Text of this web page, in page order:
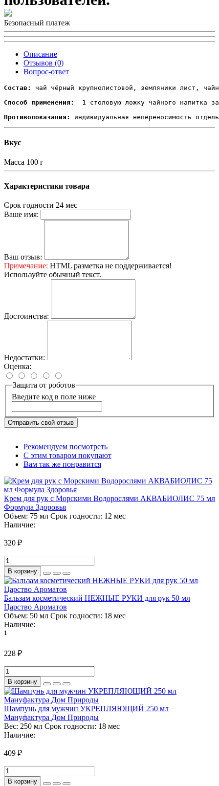
Безопасный платеж
Описание
Отзывов (0)
Вопрос-ответ
Состав:
чай чёрный крупнолистовой, земляники лист,
Способ применения:
1 столовую ложку чайного напитка
Противопоказания:
Вкус
Масса 100 г
Характеристики товара
Срок годности 24 мес
Ваше имя:
Ваш отзыв:
Примечание: HTML разметка не поддерживается!
Используйте обычный текст.
Достоинства:
Недостатки:
Оценка:
Защита от роботов
Введите код в поле ниже
Отправить свой отзыв
Рекомендуем посмотреть
С этим товаром покупают
Вам так же понравится
Крем для рук с Морскими Водорослями АКВАБИОЛИС 75 мл
Формула Здоровья
Объем: 75 мл Срок годности: 12 мес
Наличие:
320 ₽
В корзину
Бальзам косметический НЕЖНЫЕ РУКИ для рук 50 мл
Царство Ароматов
Объем: 50 мл Срок годности: 18 мес
Наличие:
1
228 ₽
В корзину
Шампунь для мужчин УКРЕПЛЯЮЩИЙ 250 мл
Мануфактура Дом Природы
Вес: 250 мл Срок годности: 18 мес
Наличие:
409 ₽
В корзину